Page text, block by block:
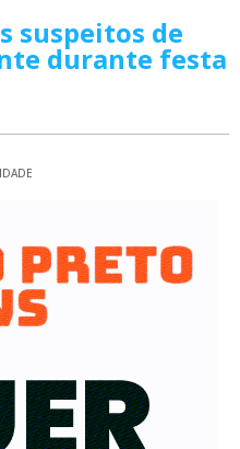
suspeitos de
durante festa